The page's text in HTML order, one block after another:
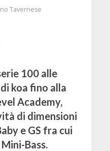
Tavernese
100 alle
koa fino alla
Academy,
di dimensioni
e GS fra cui
Bass.